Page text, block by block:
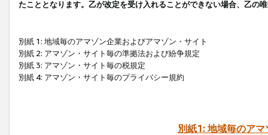
たこととなります。乙が改定を受け入れることができない場合、乙の
別紙 1: 地域毎のアマゾン企業およびアマゾン・サイト
別紙 2: アマゾン・サイト毎の準拠法および紛争規定
別紙 3: アマゾン・サイト毎の税規定
別紙 4: アマゾン・サイト毎のプライバシー規約
別紙1: 地域毎のア